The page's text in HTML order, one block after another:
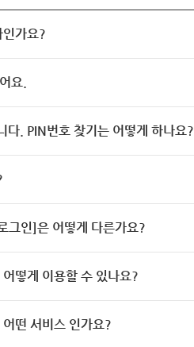
가요?
요.
다. PIN번호 찾기는 어떻게 하나요?
그인]은 어떻게 다른가요?
떻게 이용할 수 있나요?
떤 서비스 인가요?